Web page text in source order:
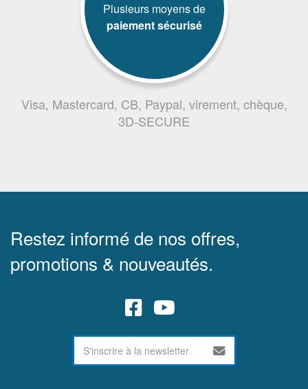
Plusieurs moyens de
paiement sécurisé
Visa, Mastercard, CB, Paypal, virement, chèque,
3D-SECURE
Restez informé de nos offres,
promotions & nouveautés.